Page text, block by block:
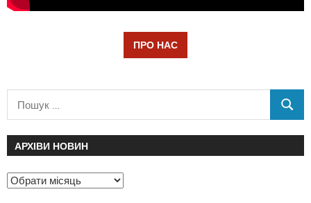
ПРО НАС
АРХІВИ НОВИН